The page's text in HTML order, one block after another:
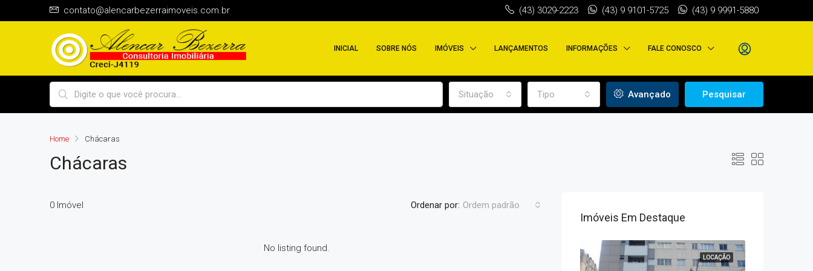
contato@alencarbezerraimoveis.com.br (43) 3029-2223 (43) 9 9101-5725 (43) 9 9991-5880
INICIAL SOBRE NÓS IMÓVEIS LANÇAMENTOS INFORMAÇÕES FALE CONOSCO
Situação Tipo Avançado Pesquisar
Home Chácaras
Chácaras
0 Imóvel Ordenar por: Ordem padrão
No listing found.
Imóveis Em Destaque
LOCAÇÃO